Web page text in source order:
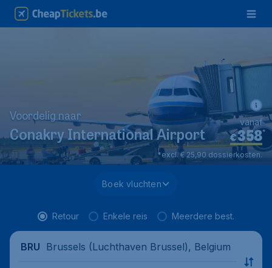
Voordelig naar
Conakry International Airport €358*
vanaf
*excl. € 25,90 dossierkosten.
Boek vluchten
Retour Enkele reis Meerdere best.
BRU Brussels (Luchthaven Brussel), Belgium